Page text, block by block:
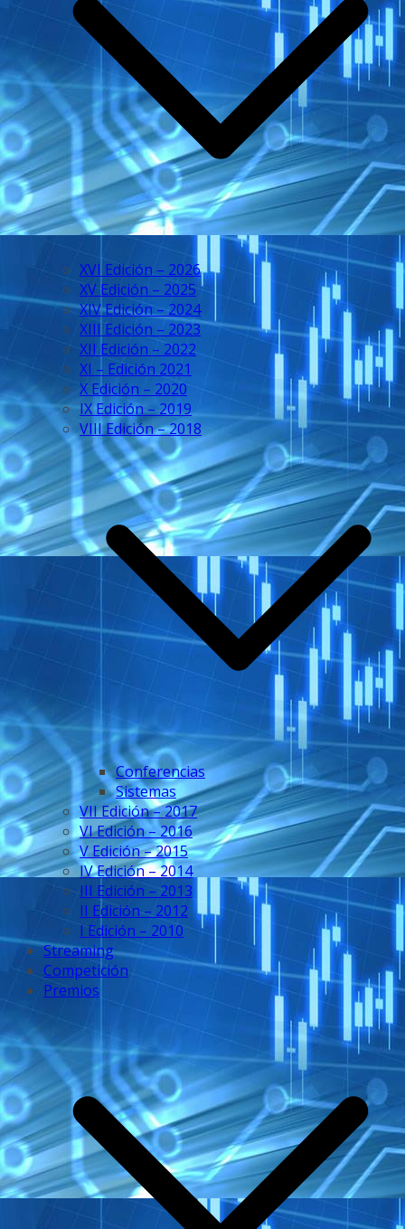
XVI Edición – 2026
XV Edición – 2025
XIV Edición – 2024
XIII Edición – 2023
XII Edición – 2022
XI – Edición 2021
X Edición – 2020
IX Edición – 2019
VIII Edición – 2018
Conferencias
Sistemas
VII Edición – 2017
VI Edición – 2016
V Edición – 2015
IV Edición – 2014
III Edición – 2013
II Edición – 2012
I Edición – 2010
Streaming
Competición
Premios